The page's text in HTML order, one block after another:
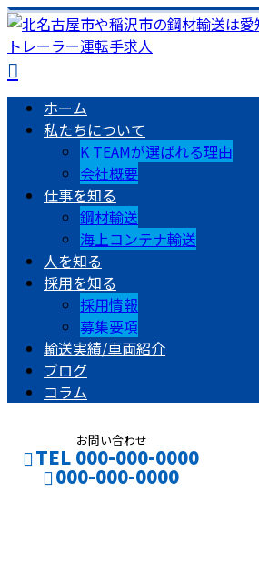
ホーム
私たちについて
K TEAMが選ばれる理由
会社概要
仕事を知る
鋼材輸送
海上コンテナ輸送
人を知る
採用を知る
採用情報
募集要項
輸送実績/車両紹介
ブログ
コラム
お問い合わせ
TEL 000-000-0000
000-000-0000